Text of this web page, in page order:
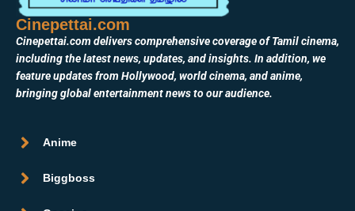
Cinepettai.com
Cinepettai.com delivers comprehensive coverage of Tamil cinema,
including the latest news, updates, and insights. In addition, we
feature updates from Hollywood, world cinema, and anime,
bringing global entertainment news to our audience.
Anime
Biggboss